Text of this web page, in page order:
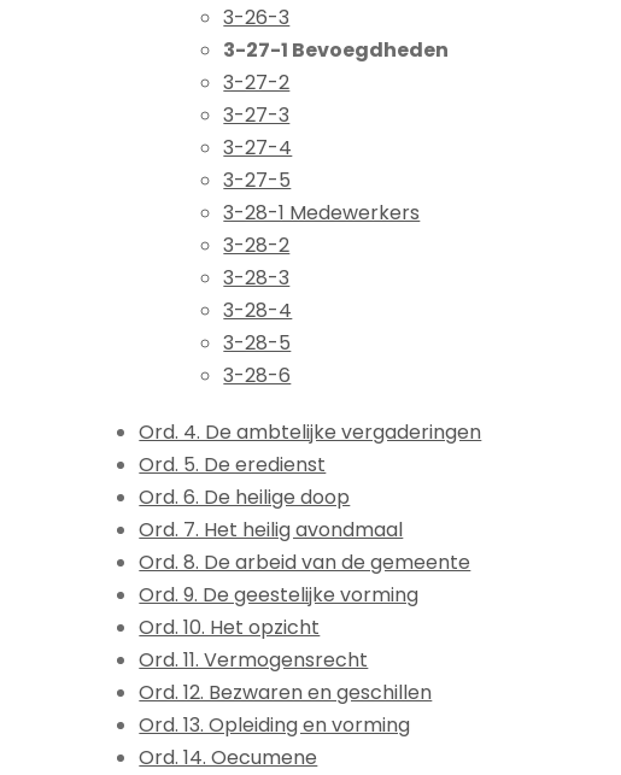
3-26-3
3-27-1 Bevoegdheden
3-27-2
3-27-3
3-27-4
3-27-5
3-28-1 Medewerkers
3-28-2
3-28-3
3-28-4
3-28-5
3-28-6
Ord. 4. De ambtelijke vergaderingen
Ord. 5. De eredienst
Ord. 6. De heilige doop
Ord. 7. Het heilig avondmaal
Ord. 8. De arbeid van de gemeente
Ord. 9. De geestelijke vorming
Ord. 10. Het opzicht
Ord. 11. Vermogensrecht
Ord. 12. Bezwaren en geschillen
Ord. 13. Opleiding en vorming
Ord. 14. Oecumene